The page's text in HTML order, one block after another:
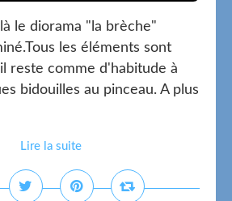
le diorama "la brèche"
les éléments sont
reste comme d'habitude à
bidouilles au pinceau. A plus
Lire la suite